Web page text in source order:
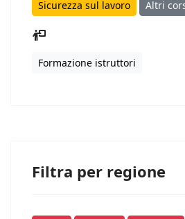
Sicurezza sul lavoro
Altri
Formazione istruttori
Filtra per regione